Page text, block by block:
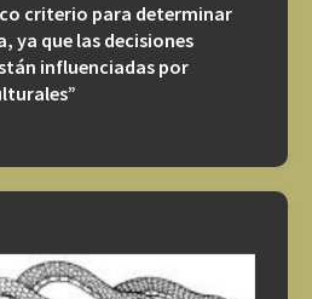
criterio para determinar
ya que las decisiones
influenciadas por